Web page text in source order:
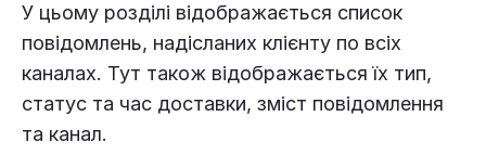
У цьому розділі відображається список
повідомлень, надісланих клієнту по всіх
каналах. Тут також відображається їх тип,
статус та час доставки, зміст повідомлення
та канал.